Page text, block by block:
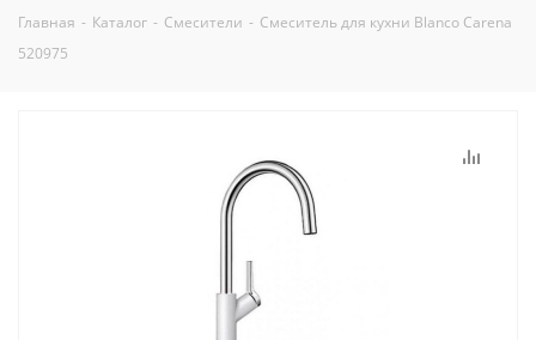
Главная - Каталог - Смесители - Смеситель для кухни Blanco Carena
520975